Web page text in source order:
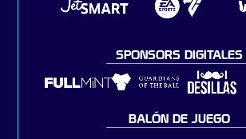
SPONSORS DIGITALES
BALÓN DE JUEGO